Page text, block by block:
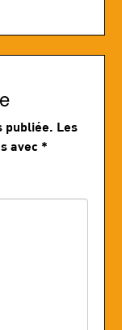
publiée. Les
avec *